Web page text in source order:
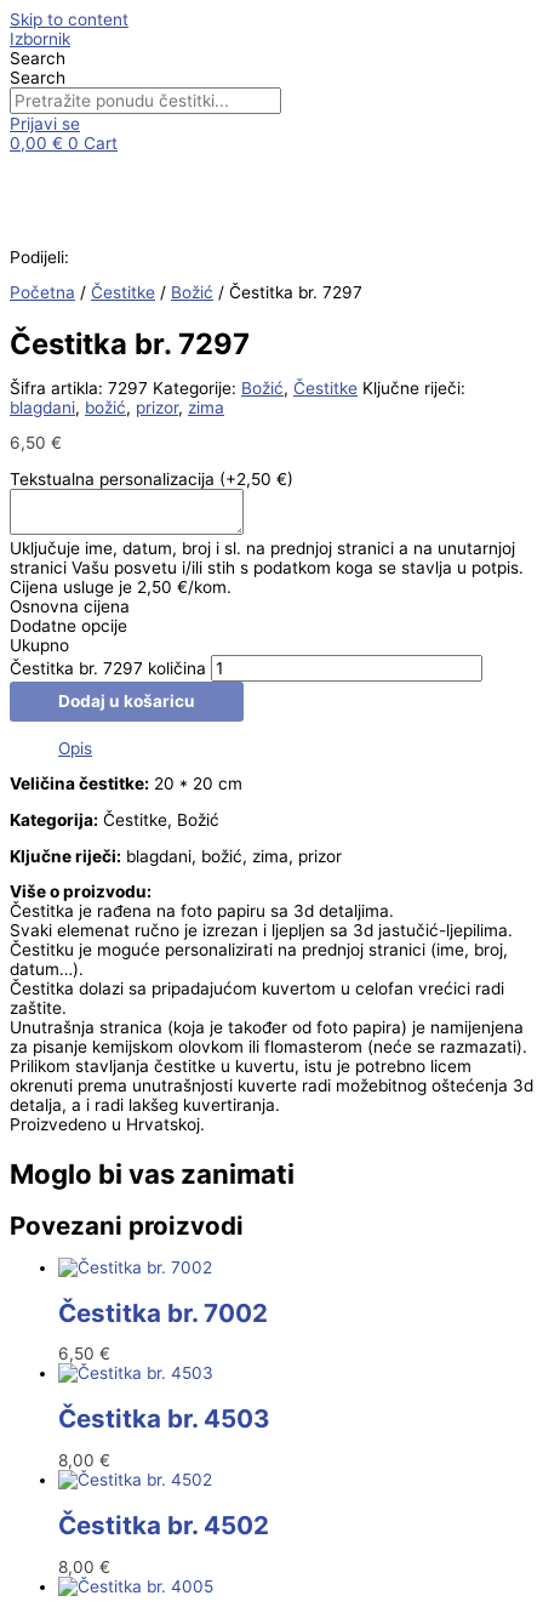
Skip to content
Izbornik
Search
Search
Prijavi se
0,00 € 0 Cart
Podijeli:
Početna / Čestitke / Božić / Čestitka br. 7297
Čestitka br. 7297
Šifra artikla: 7297 Kategorije: Božić, Čestitke Ključne riječi:
blagdani, božić, prizor, zima
6,50 €
Tekstualna personalizacija (+2,50 €)
Uključuje ime, datum, broj i sl. na prednjoj stranici a na unutarnjoj
stranici Vašu posvetu i/ili stih s podatkom koga se stavlja u potpis.
Cijena usluge je 2,50 €/kom.
Osnovna cijena
Dodatne opcije
Ukupno
Čestitka br. 7297 količina
Dodaj u košaricu
Opis
Veličina čestitke: 20 * 20 cm
Kategorija: Čestitke, Božić
Ključne riječi: blagdani, božić, zima, prizor
Više o proizvodu:
Čestitka je rađena na foto papiru sa 3d detaljima.
Svaki elemenat ručno je izrezan i ljepljen sa 3d jastučić-ljepilima.
Čestitku je moguće personalizirati na prednjoj stranici (ime, broj,
datum…).
Čestitka dolazi sa pripadajućom kuvertom u celofan vrećici radi
zaštite.
Unutrašnja stranica (koja je također od foto papira) je namijenjena
za pisanje kemijskom olovkom ili flomasterom (neće se razmazati).
Prilikom stavljanja čestitke u kuvertu, istu je potrebno licem
okrenuti prema unutrašnjosti kuverte radi možebitnog oštećenja 3d
detalja, a i radi lakšeg kuvertiranja.
Proizvedeno u Hrvatskoj.
Moglo bi vas zanimati
Povezani proizvodi
Čestitka br. 7002
6,50 €
Čestitka br. 4503
8,00 €
Čestitka br. 4502
8,00 €